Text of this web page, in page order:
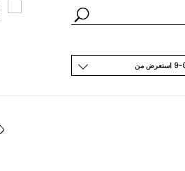
اﺳﺘﻌﺮﺽ ﻣﻦ